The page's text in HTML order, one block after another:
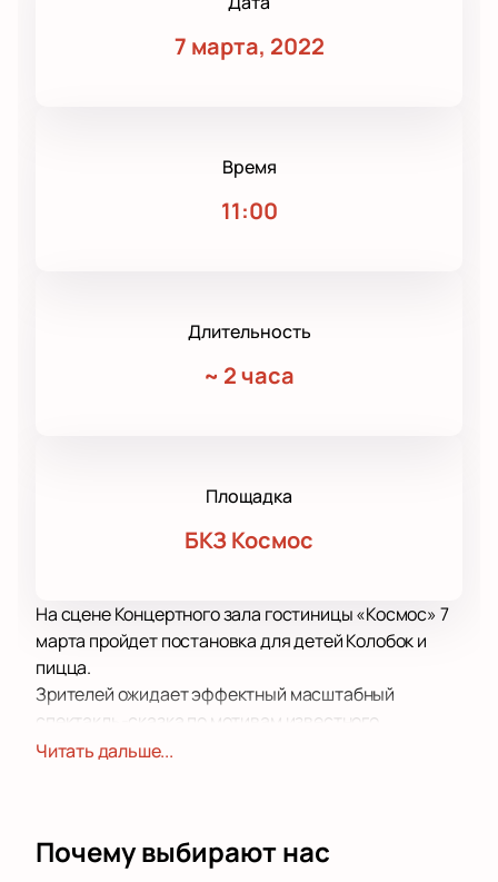
7 марта, 2022
Время
11:00
Длительность
~ 2 часа
Площадка
БКЗ Космос
На сцене Концертного зала гостиницы «Космос» 7
марта пройдет постановка для детей Колобок и
пицца.
Зрителей ожидает эффектный масштабный
спектакль-сказка по мотивам известного
произведения. Декорации на сцене напоминают
поражая воображение зрителей и полностью
Читать дальше...
Почему выбирают нас